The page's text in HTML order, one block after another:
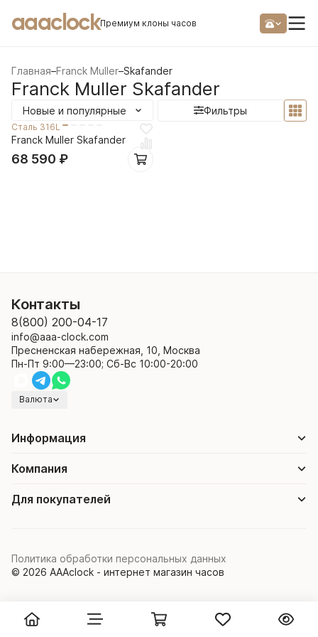
aaaclockПремиум клоны часов
Главная–Franck Muller–Skafander
Franck Muller Skafander
Новые и популярные Фильтры
Сталь 316L
Franck Muller Skafander
68 590 ₽
Контакты
8(800) 200-04-17
info@aaa-clock.com
Пресненская набережная, 10, Москва
Пн-Пт 9:00—23:00; Сб-Вс 10:00-20:00
Валюта
Информация
Компания
Для покупателей
© 2026 AAAclock - интернет магазин часов
Политика обработки персональных данных